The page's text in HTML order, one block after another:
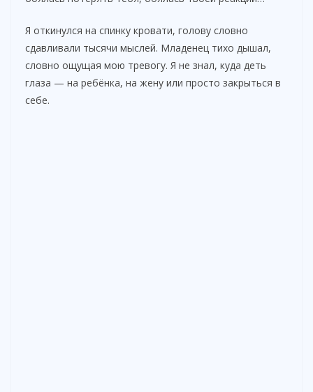
Я откинулся на спинку кровати, голову словно
сдавливали тысячи мыслей. Младенец тихо дышал,
словно ощущая мою тревогу. Я не знал, куда деть
глаза — на ребёнка, на жену или просто закрыться в
себе.